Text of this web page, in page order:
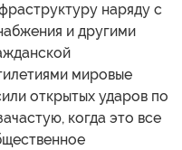
наряду с
и другими
мировые
открытых ударов по
когда это все